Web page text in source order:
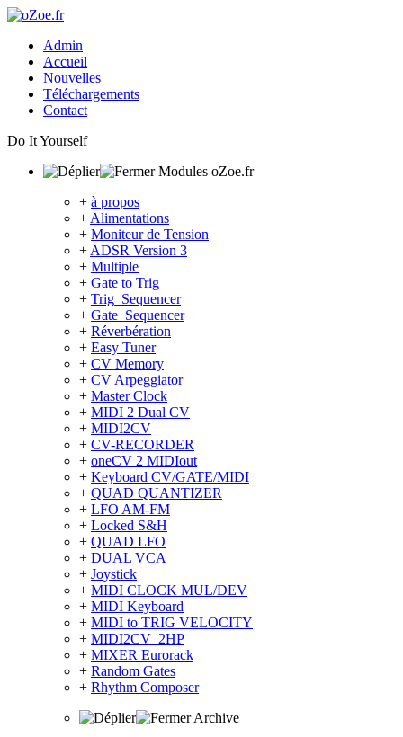
Admin
Accueil
Nouvelles
Téléchargements
Contact
Do It Yourself
Modules oZoe.fr
+ à propos
+ Alimentations
+ Moniteur de Tension
+ ADSR Version 3
+ Multiple
+ Gate to Trig
+ Trig_Sequencer
+ Gate_Sequencer
+ Réverbération
+ Easy Tuner
+ CV Memory
+ CV Arpeggiator
+ Master Clock
+ MIDI 2 Dual CV
+ MIDI2CV
+ CV-RECORDER
+ oneCV 2 MIDIout
+ Keyboard CV/GATE/MIDI
+ QUAD QUANTIZER
+ LFO AM-FM
+ Locked S&H
+ QUAD LFO
+ DUAL VCA
+ Joystick
+ MIDI CLOCK MUL/DEV
+ MIDI Keyboard
+ MIDI to TRIG VELOCITY
+ MIDI2CV_2HP
+ MIXER Eurorack
+ Random Gates
+ Rhythm Composer
Archive